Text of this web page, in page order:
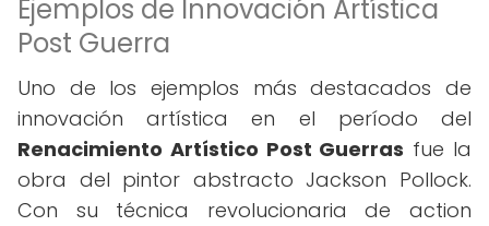
Ejemplos de Innovación Artística
Post Guerra
Uno de los ejemplos más destacados de
innovación artística en el período del
Renacimiento Artístico Post Guerras fue la
obra del pintor abstracto Jackson Pollock.
Con su técnica revolucionaria de action